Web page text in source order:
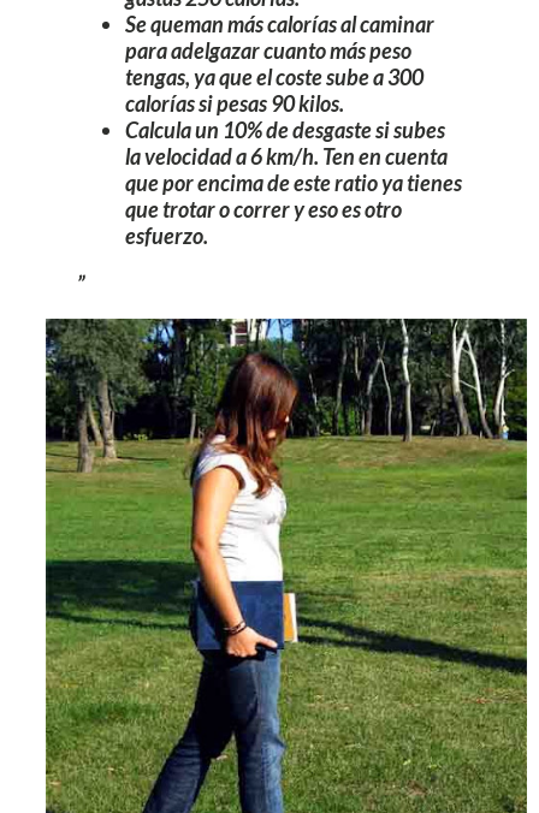
Se queman más calorías al caminar
para adelgazar cuanto más peso
tengas, ya que el coste sube a 300
calorías si pesas 90 kilos.
Calcula un 10% de desgaste si subes
la velocidad a 6 km/h. Ten en cuenta
que por encima de este ratio ya tienes
que trotar o correr y eso es otro
esfuerzo.